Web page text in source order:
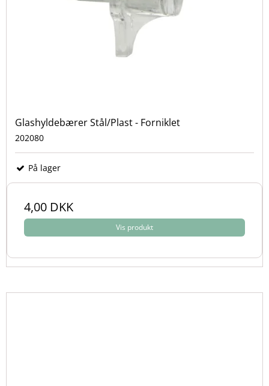
Glashyldebærer Stål/Plast - Forniklet
202080
På lager
4,00 DKK
Vis produkt